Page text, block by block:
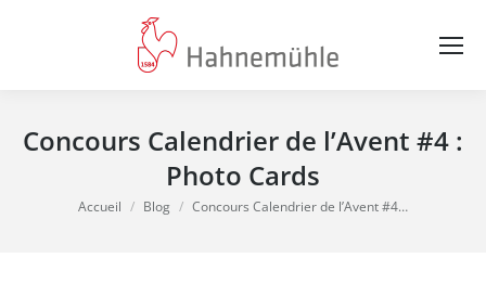
Concours Calendrier de l’Avent #4 :
Photo Cards
Vous êtes ici :
Accueil Blog Concours Calendrier de l’Avent #4…